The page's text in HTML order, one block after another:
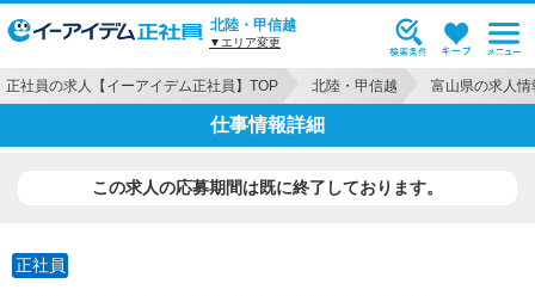
北陸・甲信越
▼エリア変更
正社員の求人【イーアイデム正社員】TOP 北陸・甲信越 富山県の求人情
仕事情報詳細
この求人の応募期間は既に終了しております。
正社員